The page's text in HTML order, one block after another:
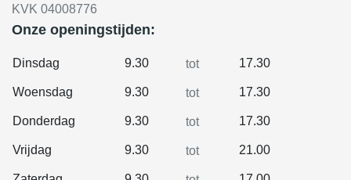
KVK 04008776
Onze openingstijden:
Dinsdag 9.30 tot 17.30
Woensdag 9.30 tot 17.30
Donderdag 9.30 tot 17.30
Vrijdag 9.30 tot 21.00